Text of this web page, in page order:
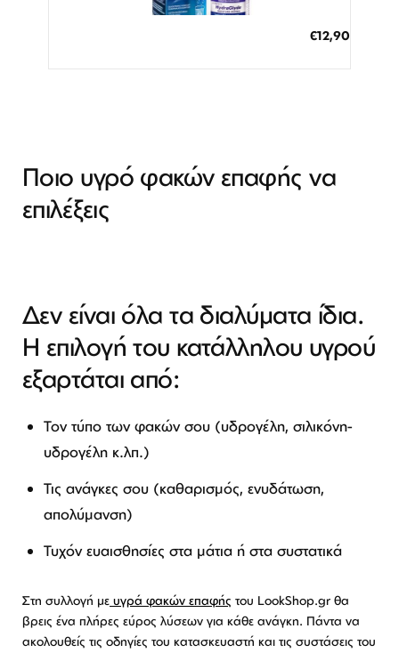
€12,90
Ποιο υγρό φακών επαφής να
επιλέξεις
Δεν είναι όλα τα διαλύματα ίδια.
Η επιλογή του κατάλληλου υγρού
εξαρτάται από:
Τον τύπο των φακών σου (υδρογέλη, σιλικόνη-
υδρογέλη κ.λπ.)
Τις ανάγκες σου (καθαρισμός, ενυδάτωση,
απολύμανση)
Τυχόν ευαισθησίες στα μάτια ή στα συστατικά
Στη συλλογή με υγρά φακών επαφής του LookShop.gr θα
βρεις ένα πλήρες εύρος λύσεων για κάθε ανάγκη. Πάντα να
ακολουθείς τις οδηγίες του κατασκευαστή και τις συστάσεις του